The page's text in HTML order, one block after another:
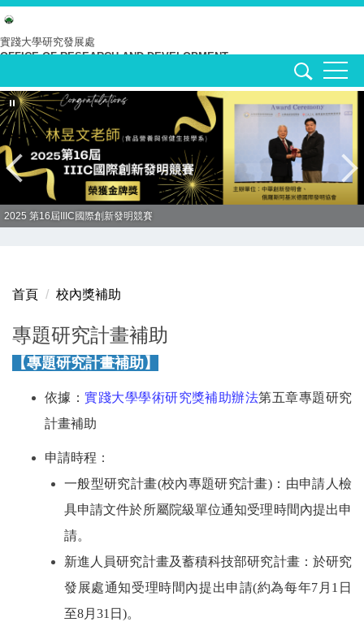
跳
到
主
內
容
區
實踐大學研究發展處
OFFICE OF RESEARCH AND DEVELOPMENT
2025 第16屆IIIC國際創新發明競賽
首頁 校內獎補助
專題研究計畫補助
【專題研究計畫補助】
依據：實踐大學學術研究獎補助辦法第五章專題研究
計畫補助
申請時程 ：
一般型研究計畫(校內專題研究計畫)：由申請人檢
具申請文件於所屬院級單位通知受理時間內提出申
請。
新進人員研究計畫及蓄積科技部研究計畫：於研究
發展處通知受理時間內提出申請(約為每年7月1日
至8月31日)。